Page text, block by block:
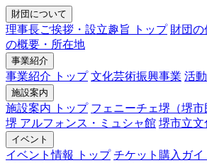
財団について
理事長ご挨拶・設立趣旨 トップ 財団
の概要・所在地
事業紹介
事業紹介 トップ 文化芸術振興事業 活
施設案内
施設案内 トップ フェニーチェ堺（堺市
堺 アルフォンス・ミュシャ館 堺市立文
イベント
イベント情報 トップ チケット購入ガイ